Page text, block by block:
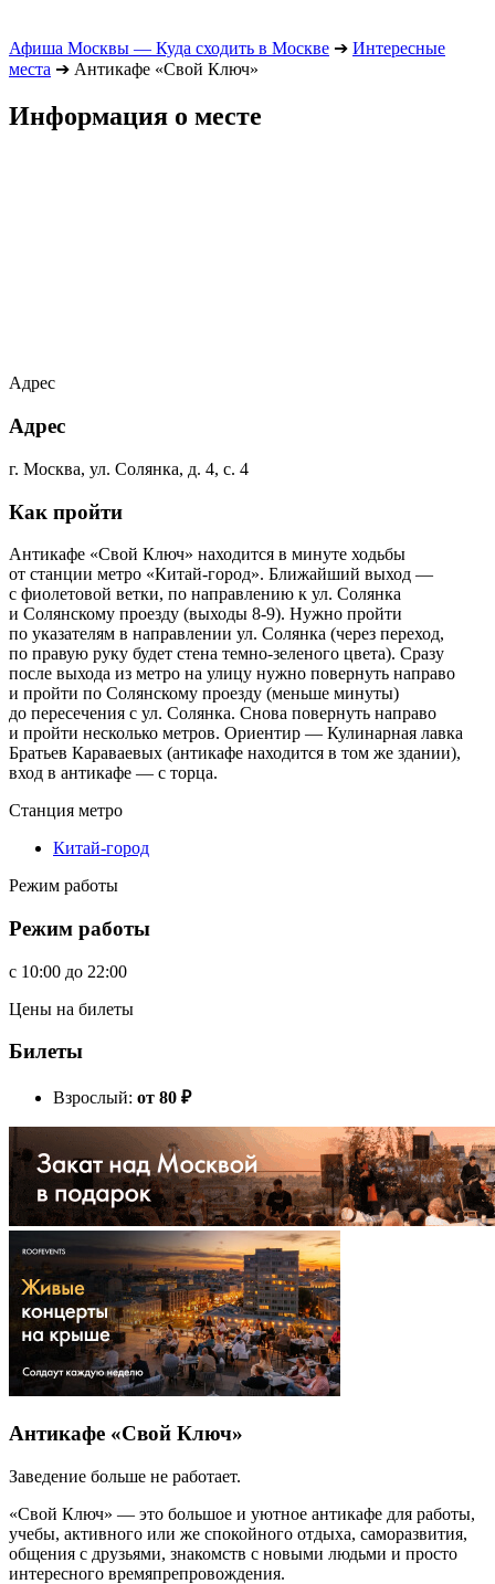
Афиша Москвы — Куда сходить в Москве ➔ Интересные
места ➔ Антикафе «Свой Ключ»
Информация о месте
Адрес
Адрес
г. Москва, ул. Солянка, д. 4, с. 4
Как пройти
Антикафе «Свой Ключ» находится в минуте ходьбы
от станции метро «Китай-город». Ближайший выход —
с фиолетовой ветки, по направлению к ул. Солянка
и Солянскому проезду (выходы 8-9). Нужно пройти
по указателям в направлении ул. Солянка (через переход,
по правую руку будет стена темно-зеленого цвета). Сразу
после выхода из метро на улицу нужно повернуть направо
и пройти по Солянскому проезду (меньше минуты)
до пересечения с ул. Солянка. Снова повернуть направо
и пройти несколько метров. Ориентир — Кулинарная лавка
Братьев Караваевых (антикафе находится в том же здании),
вход в антикафе — с торца.
Станция метро
Китай-город
Режим работы
Режим работы
c 10:00 до 22:00
Цены на билеты
Билеты
Взрослый: от 80 ₽
Антикафе «Свой Ключ»
Заведение больше не работает.
«Свой Ключ» — это большое и уютное антикафе для работы,
учебы, активного или же спокойного отдыха, саморазвития,
общения с друзьями, знакомств с новыми людьми и просто
интересного времяпрепровождения.